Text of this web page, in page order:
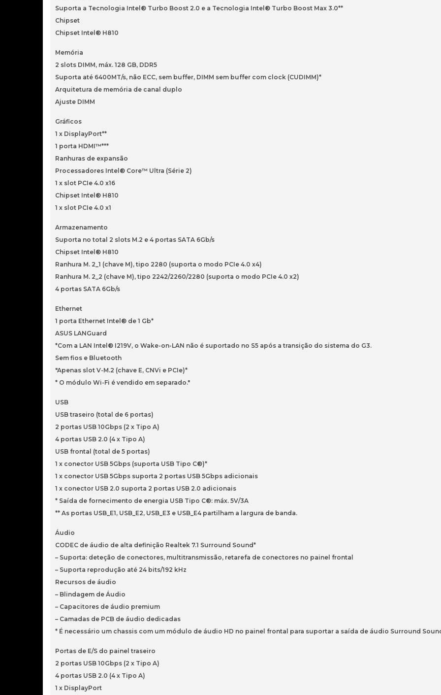
Suporta a Tecnologia Intel® Turbo Boost 2.0 e a Tecnologia Intel® Turbo Boost Max 3.0**
Chipset
Chipset Intel® H810
Memória
2 slots DIMM, máx. 128 GB, DDR5
Suporta até 6400MT/s, não ECC, sem buffer, DIMM sem buffer com clock (CUDIMM)*
Arquitetura de memória de canal duplo
Ajuste DIMM
Gráficos
1 x DisplayPort**
1 porta HDMI™***
Ranhuras de expansão
Processadores Intel® Core™ Ultra (Série 2)
1 x slot PCIe 4.0 x16
Chipset Intel® H810
1 x slot PCIe 4.0 x1
Armazenamento
Suporta no total 2 slots M.2 e 4 portas SATA 6Gb/s
Chipset Intel® H810
Ranhura M. 2_1 (chave M), tipo 2280 (suporta o modo PCIe 4.0 x4)
Ranhura M. 2_2 (chave M), tipo 2242/2260/2280 (suporta o modo PCIe 4.0 x2)
4 portas SATA 6Gb/s
Ethernet
1 porta Ethernet Intel® de 1 Gb*
ASUS LANGuard
*Com a LAN Intel® I219V, o Wake-on-LAN não é suportado no S5 após a transição do sistema do G3.
Sem fios e Bluetooth
"Apenas slot V-M.2 (chave E, CNVi e PCIe)*
* O módulo Wi-Fi é vendido em separado."
USB
USB traseiro (total de 6 portas)
2 portas USB 10Gbps (2 x Tipo A)
4 portas USB 2.0 (4 x Tipo A)
USB frontal (total de 5 portas)
1 x conector USB 5Gbps (suporta USB Tipo C®)*
1 x conector USB 5Gbps suporta 2 portas USB 5Gbps adicionais
1 x conector USB 2.0 suporta 2 portas USB 2.0 adicionais
* Saída de fornecimento de energia USB Tipo C®: máx. 5V/3A
** As portas USB_E1, USB_E2, USB_E3 e USB_E4 partilham a largura de banda.
Áudio
CODEC de áudio de alta definição Realtek 7.1 Surround Sound*
– Suporta: deteção de conectores, multitransmissão, retarefa de conectores no painel frontal
– Suporta reprodução até 24 bits/192 kHz
Recursos de áudio
– Blindagem de Áudio
– Capacitores de áudio premium
– Camadas de PCB de áudio dedicadas
* É necessário um chassis com um módulo de áudio HD no painel frontal para suportar a saída de áudio Surround
Portas de E/S do painel traseiro
2 portas USB 10Gbps (2 x Tipo A)
4 portas USB 2.0 (4 x Tipo A)
1 x DisplayPort